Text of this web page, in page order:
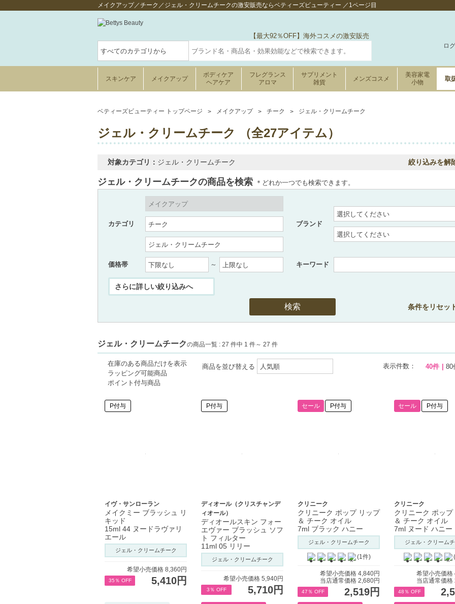
メイクアップ／チーク／ジェル・クリームチークの激安販売ならベティーズビューティー ／1ページ目
【最大92％OFF】海外コスメの激安販売
ロ
スキンケア メイクアップ
ボディケア
ヘアケア
フレグランス
アロマ
サプリメント
雑貨
メンズコスメ
美容家電
小物
取
ベティーズビューティー トップページ メイクアップ チーク ジェル・クリームチーク
ジェル・クリームチーク （全27アイテム）
対象カテゴリ： ジェル・クリームチーク 絞り込みを解
ジェル・クリームチークの商品を検索 ＊どれか一つでも検索できます。
カテゴリ ブランド
価格帯 ～ キーワード
条件をリセッ
ジェル・クリームチークの商品一覧 : 27 件中 1 件～ 27 件
在庫のある商品だけを表示
ラッピング可能商品
ポイント付与商品
商品を並び替える 表示件数： 40件 80
P付与
イヴ・サンローラン
メイクミー ブラッシュ リ
キッド
15ml 44 ヌードラヴァリ
エール
ジェル・クリームチーク
希望小売価格 8,360円
35％ OFF 5,410円
P付与
ディオール（クリスチャンデ
ィオール）
ディオールスキン フォー
エヴァー ブラッシュ ソフ
ト フィルター
11ml 05 リリー
ジェル・クリームチーク
希望小売価格 5,940円
3％ OFF 5,710円
セール P付与
クリニーク
クリニーク ポップ リップ
＆ チーク オイル
7ml ブラック ハニー
ジェル・クリームチーク
(1件)
希望小売価格 4,840円
当店通常価格 2,680円
47％ OFF 2,519円
セール P付与
クリニーク
クリニーク ポップ
＆ チーク オイル
7ml ヌード ハニー
ジェル・クリーム
希望小売価格
当店通常価格
48％ OFF